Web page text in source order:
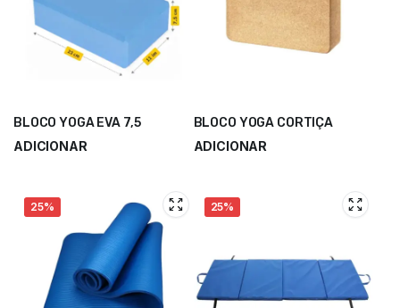
BLOCO YOGA EVA 7,5
ADICIONAR
BLOCO YOGA CORTIÇA
ADICIONAR
25% 25%